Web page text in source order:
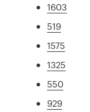
1603
519
1575
1325
550
929